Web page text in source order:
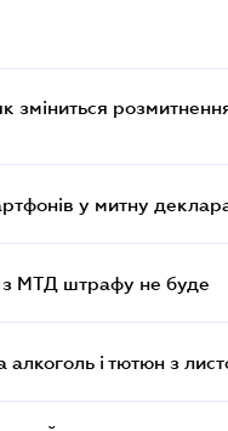
у митну
з МТД штрафу не буде
і тютюн з